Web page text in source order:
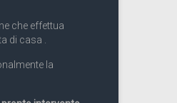
che effettua
di casa .
la